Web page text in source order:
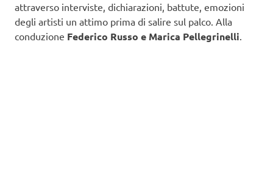
attraverso interviste, dichiarazioni, battute, emozioni
degli artisti un attimo prima di salire sul palco. Alla
conduzione Federico Russo e Marica Pellegrinelli